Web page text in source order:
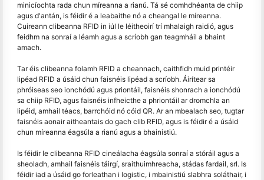
minicíochta rada chun míreanna a rianú. Tá sé comhdhéanta de chiip
agus d'antán, is féidir é a leabaithe nó a cheangal le míreanna.
Cuireann clibeanna RFID in iúl le léitheoirí trí mhalaigh raidió, agus
feidhm na sonraí a léamh agus a scríobh gan teagmháil a bhaint
amach.
Tar éis clibeanna folamh RFID a cheannach, caithfidh muid printéir
lipéad RFID a úsáid chun faisnéis lipéad a scríobh. Áirítear sa
phróiseas seo ionchódú agus priontáil, faisnéis shonrach a ionchódú
sa chiip RFID, agus faisnéis infheicthe a phriontáil ar dromchla an
lipéid, amhail téacs, barrchóid nó cóid QR. Ar an mbealach seo, tugtar
faisnéis aonair aitheantais do gach clib RFID, agus is féidir é a úsáid
chun míreanna éagsúla a rianú agus a bhainistiú.
Is féidir le clibeanna RFID cineálacha éagsúla sonraí a stóráil agus a
sheoladh, amhail faisnéis táirgí, sraithuimhreacha, stádas fardail, srl. Is
féidir iad a úsáid go forleathan i logistic, i mbainistiú slabhra soláthair, i